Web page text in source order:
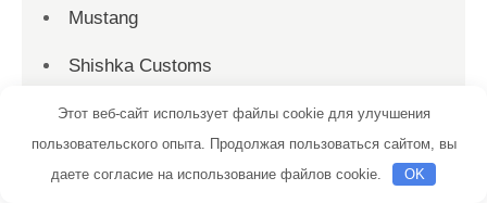
Mustang
Shishka Customs
Silver Gym, спортивный клуб
Этот веб-сайт использует файлы cookie для улучшения
пользовательского опыта. Продолжая пользоваться сайтом, вы
даете согласие на использование файлов cookie.
OK